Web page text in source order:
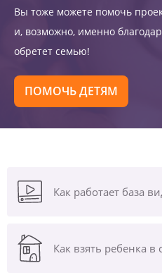
Вы тоже можете помочь
и, возможно, именно
обретет семью!
ПОМОЧЬ ДЕТЯМ
Как работает база
Как взять ребенка в